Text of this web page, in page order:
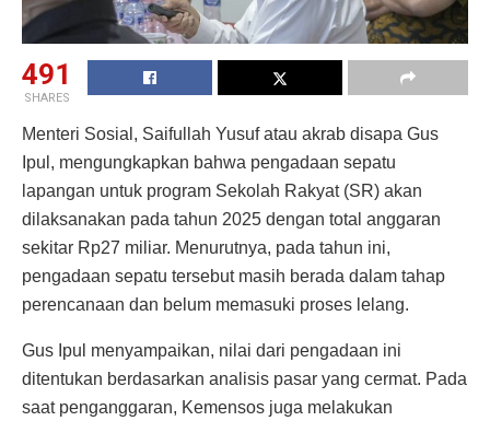
491
SHARES
Menteri Sosial, Saifullah Yusuf atau akrab disapa Gus
Ipul, mengungkapkan bahwa pengadaan sepatu
lapangan untuk program Sekolah Rakyat (SR) akan
dilaksanakan pada tahun 2025 dengan total anggaran
sekitar Rp27 miliar. Menurutnya, pada tahun ini,
pengadaan sepatu tersebut masih berada dalam tahap
perencanaan dan belum memasuki proses lelang.
Gus Ipul menyampaikan, nilai dari pengadaan ini
ditentukan berdasarkan analisis pasar yang cermat. Pada
saat penganggaran, Kemensos juga melakukan